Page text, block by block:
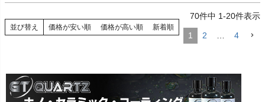
ポルシェ 718ケイマン/ボクスター 16-
16
ポルシェ 987ケイマン/ボクスター 05-
並び替え 価格が安い順 価格が高い順 新着順
70件中 1-20件表示
1 2 4